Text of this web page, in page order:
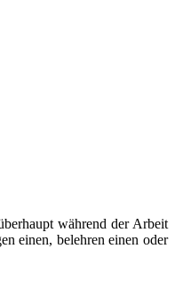
während der Arbeit
einen, belehren einen oder